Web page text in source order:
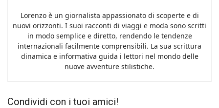
Lorenzo è un giornalista appassionato di scoperte e di
nuovi orizzonti. I suoi racconti di viaggi e moda sono scritti
in modo semplice e diretto, rendendo le tendenze
internazionali facilmente comprensibili. La sua scrittura
dinamica e informativa guida i lettori nel mondo delle
nuove avventure stilistiche.
Condividi con i tuoi amici!